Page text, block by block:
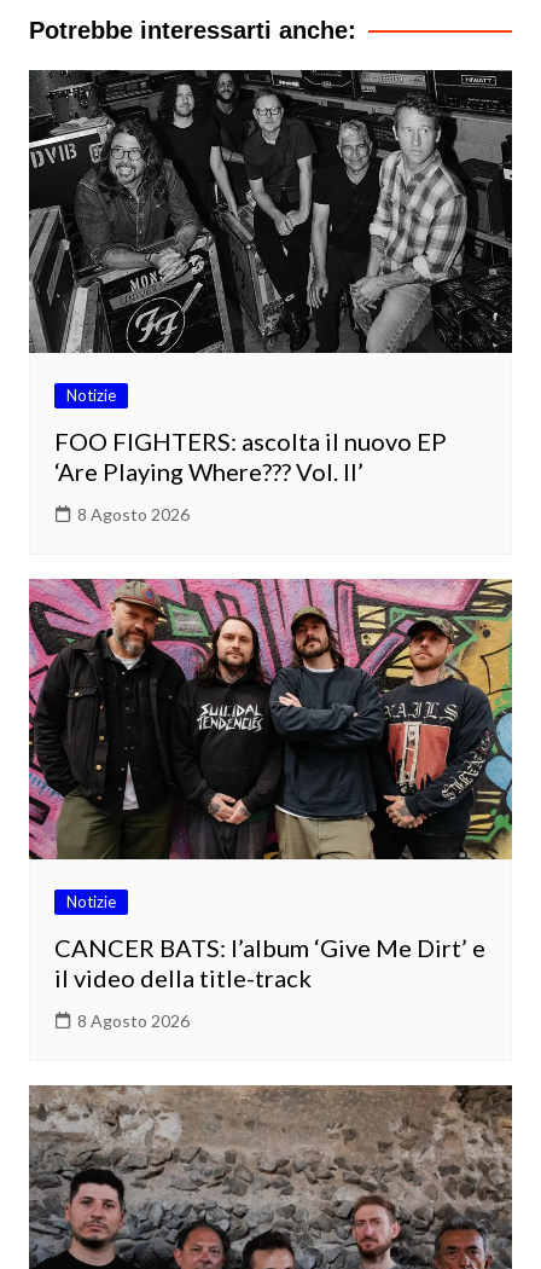
Potrebbe interessarti anche:
Notizie
FOO FIGHTERS: ascolta il nuovo EP
‘Are Playing Where??? Vol. II’
8 Agosto 2026
Notizie
CANCER BATS: l’album ‘Give Me Dirt’ e
il video della title-track
8 Agosto 2026